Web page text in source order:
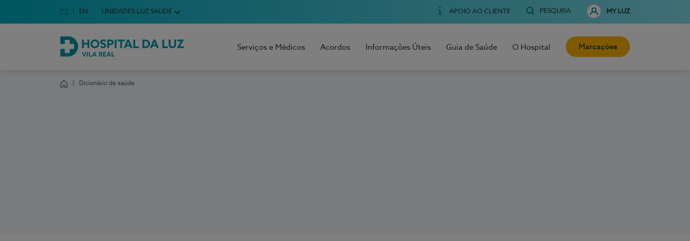
Escolha o seu idioma
Idioma em Português
PT English Language
EN UNIDADES LUZ SAÚDE APOIO AO CLIENTE PESQUISA MY LUZ
Hospital da Luz Vila Real
Serviços e Médicos Acordos Informações Úteis Guia de Saúde O Hospital Marcações
Dicionário de saúde